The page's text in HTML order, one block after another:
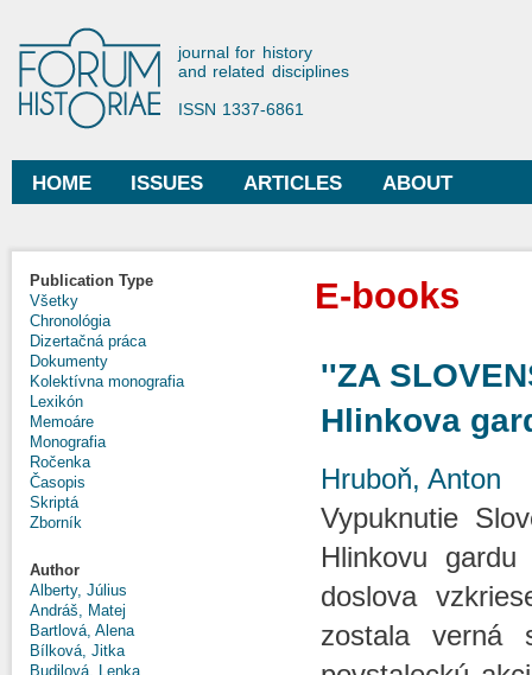
Forum Historiae
journal for history
and related disciplines
ISSN 1337-6861
Main menu
HOME ISSUES ARTICLES ABOUT
Publication Type
Všetky
Chronológia
Dizertačná práca
Dokumenty
Kolektívna monografia
Lexikón
Memoáre
Monografia
Ročenka
Časopis
Skriptá
Zborník
Author
Alberty, Július
Andráš, Matej
Bartlová, Alena
Bílková, Jitka
Budilová, Lenka
E-books
''ZA
Hlinkova
Hruboň, Anton
Vypuknutie
Hlinkovu
doslova
zostala verná